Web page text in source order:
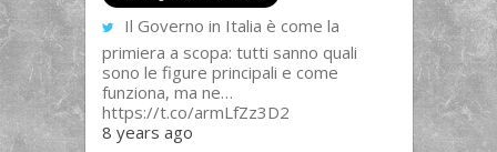
Il Governo in Italia è come la
primiera a scopa: tutti sanno quali
sono le figure principali e come
funziona, ma ne…
https://t.co/armLfZz3D2
8 years ago